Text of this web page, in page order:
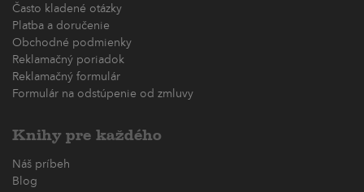
Často kladené otázky
Platba a doručenie
Obchodné podmienky
Reklamačný poriadok
Reklamačný formulár
Formulár na odstúpenie od zmluvy
Knihy pre každého
Náš príbeh
Blog